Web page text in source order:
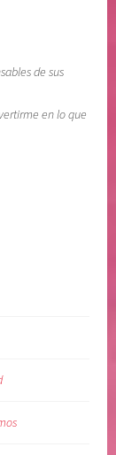
de sus
en lo que